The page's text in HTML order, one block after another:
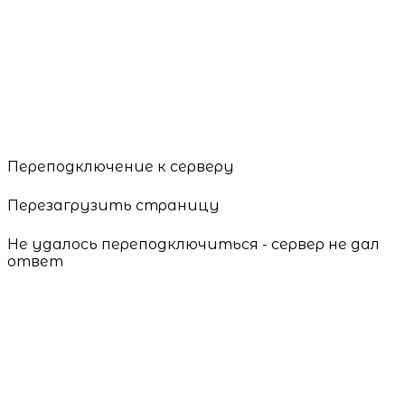
Переподключение к серверу
Перезагрузить страницу
Не удалось переподключиться - сервер не дал
ответ